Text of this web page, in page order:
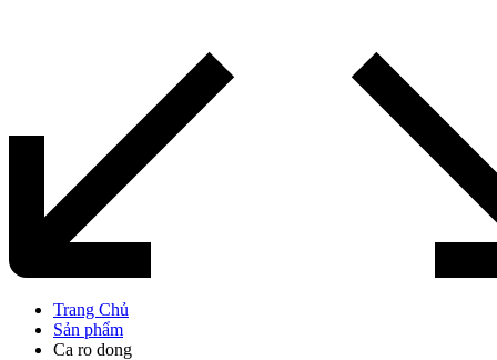
Trang Chủ
Sản phẩm
Ca ro dong